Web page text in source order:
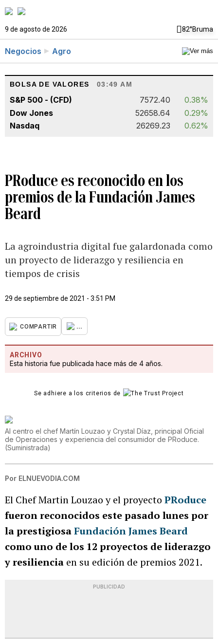
9 de agosto de 2026 82°Bruma
Negocios Agro
BOLSA DE VALORES 03:49 AM
S&P 500 - (CFD) 7572.40
0.38%
Dow Jones
52658.64
0.29%
Nasdaq
26269.23 0.62%
PRoduce es reconocido en los
premios de la Fundación James
Beard
La agroindustria digital fue galardonada como
un proyecto de liderazgo y resiliencia en
tiempos de crisis
29 de septiembre de 2021 - 3:51 PM
COMPARTIR ...
ARCHIVO
Esta historia fue publicada hace más de 4 años.
Se adhiere a los criterios de
Al centro el chef Martín Louzao y Crystal Díaz, principal Oficial
de Operaciones y experiencia del consumidor de PRoduce.
(Suministrada)
Por ELNUEVODIA.COM
El Chef Martin Louzao y el proyecto PRoduce
fueron reconocidos este pasado lunes por
la prestigiosaFundación James Beard
como uno de los 12 proyectos de liderazgo
y resiliencia en su edición de premios 2021.
PUBLICIDAD